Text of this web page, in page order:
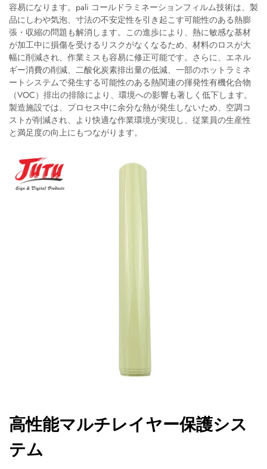
容易になります。pali コールドラミネーションフィルム技術は、製
品にしわや気泡、寸法の不安定性を引き起こす可能性のある熱膨
張・収縮の問題も解消します。この進歩により、熱に敏感な基材
が加工中に損傷を受けるリスクがなくなるため、材料のロスが大
幅に削減され、作業ミスも容易に修正可能です。さらに、エネル
ギー消費の削減、二酸化炭素排出量の低減、一部のホットラミネ
ートシステムで発生する可能性のある熱関連の揮発性有機化合物
（VOC）排出の排除により、環境への影響も著しく低下します。
製造施設では、プロセス中に余分な熱が発生しないため、空調コ
ストが削減され、より快適な作業環境が実現し、従業員の生産性
と満足度の向上にもつながります。
高性能マルチレイヤー保護シス
テム